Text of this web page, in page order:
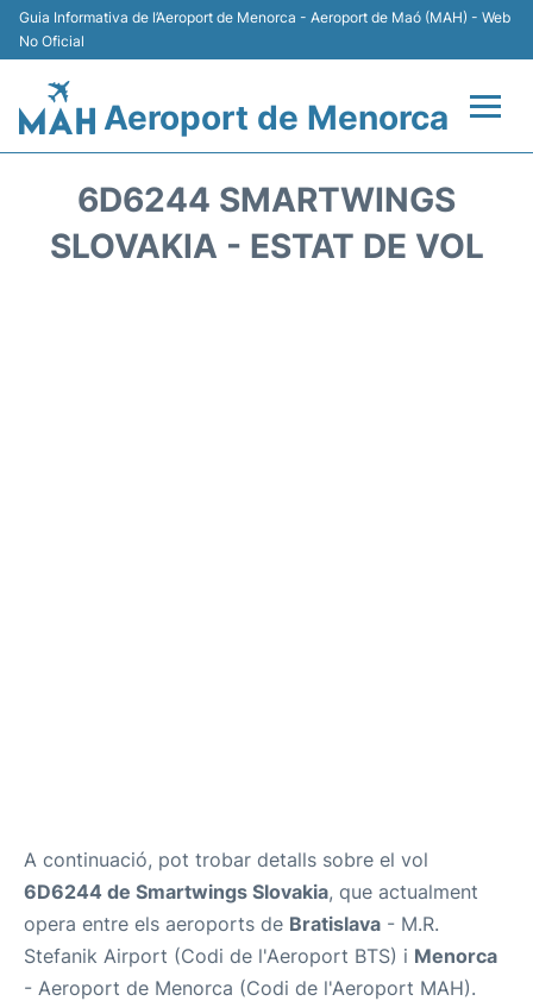
Guia Informativa de l’Aeroport de Menorca - Aeroport de Maó (MAH) - Web
No Oficial
Aeroport de Menorca
Terminal
6D6244 SMARTWINGS
SLOVAKIA - ESTAT DE VOL
A continuació, pot trobar detalls sobre el vol
6D6244 de Smartwings Slovakia, que actualment
opera entre els aeroports de Bratislava - M.R.
Stefanik Airport (Codi de l'Aeroport BTS) i Menorca
- Aeroport de Menorca (Codi de l'Aeroport MAH).